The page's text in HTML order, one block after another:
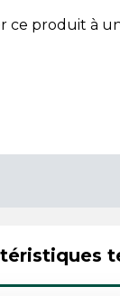
ce produit à